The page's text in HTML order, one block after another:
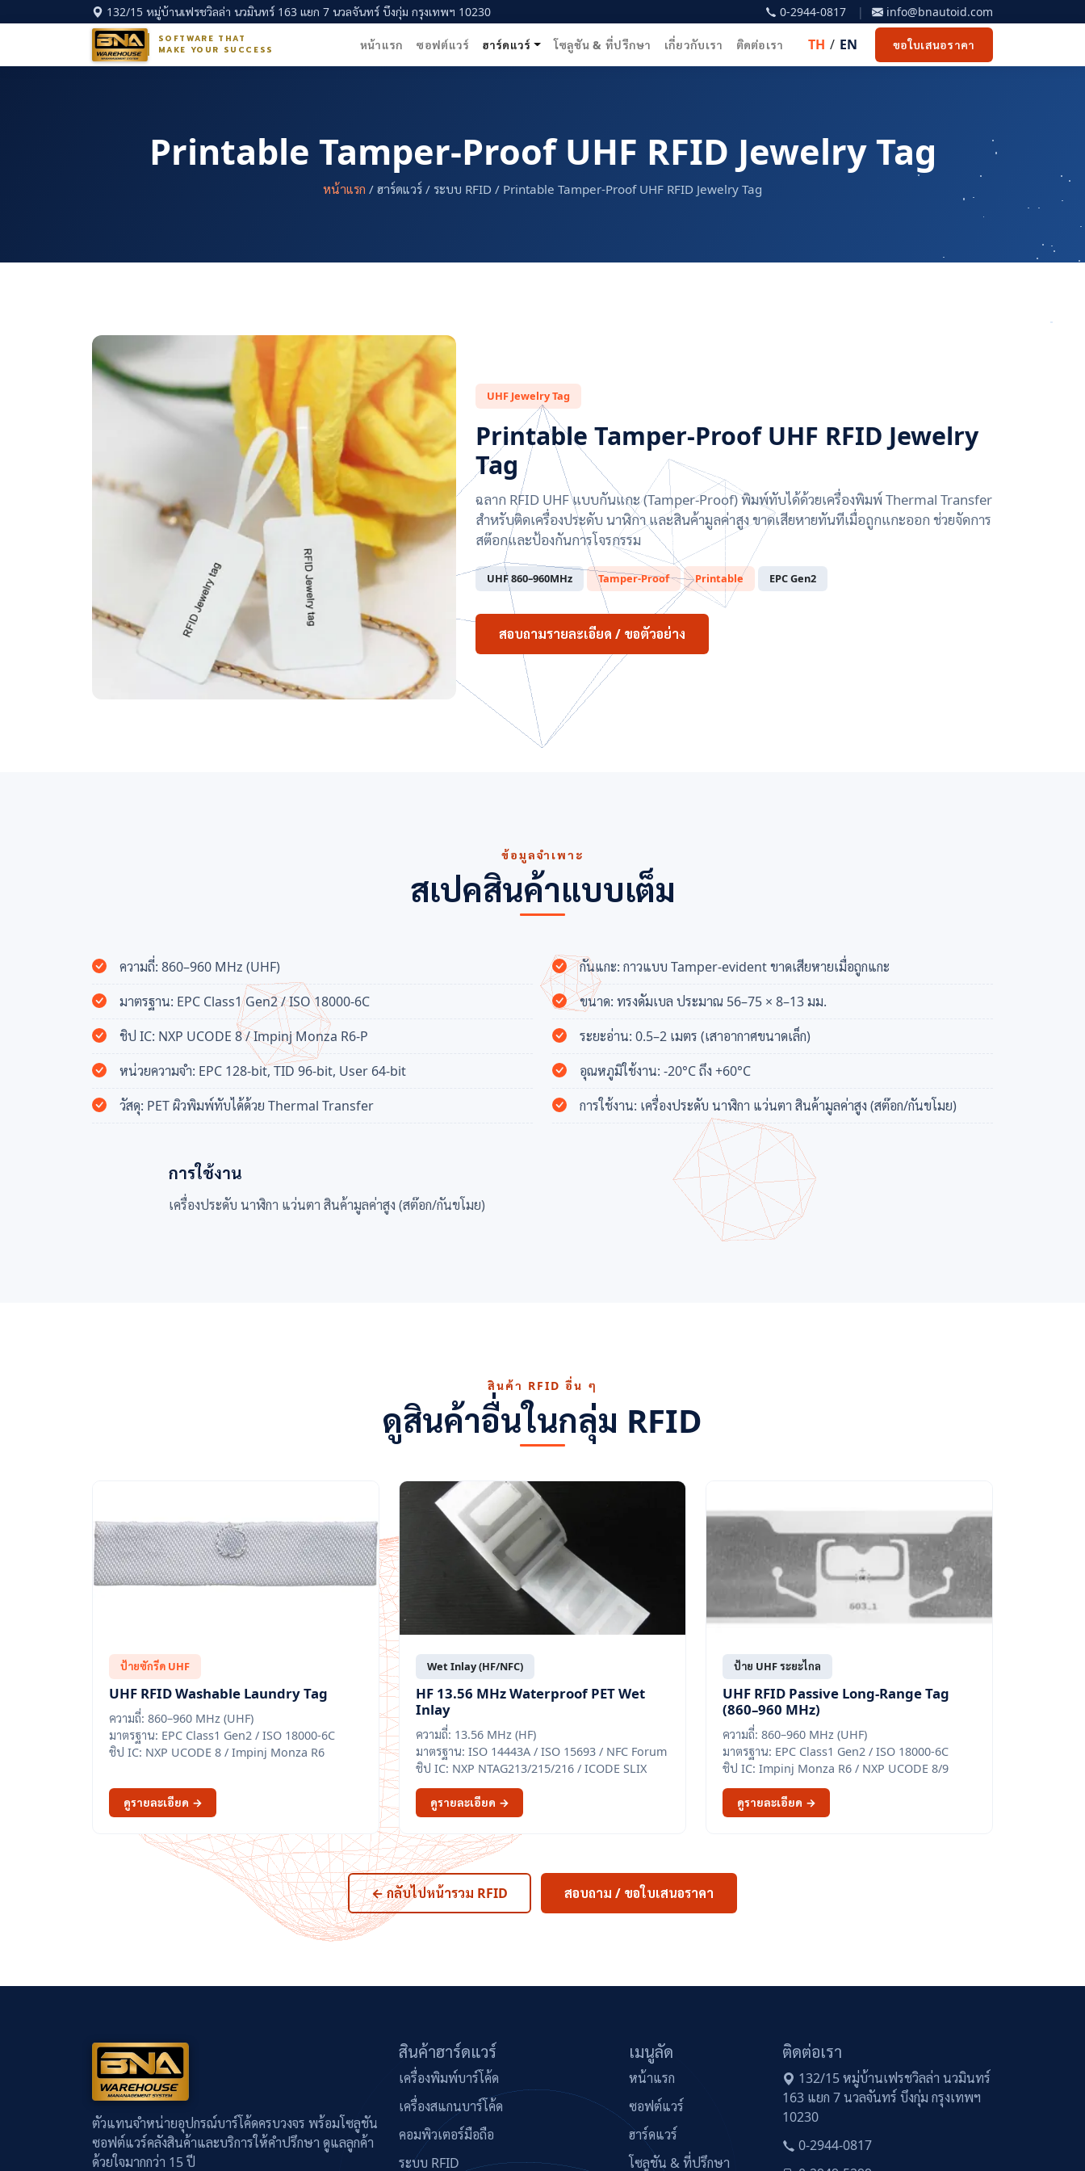
132/15 หมู่บ้านเฟรชวิลล่า นวมินทร์ 163 แยก 7 นวลจันทร์ บึงกุ่ม กรุงเทพฯ 10230 0-2944-0817 | info@bnautoid.com
SOFTWARE THAT
MAKE YOUR SUCCESS
หน้าแรก ซอฟต์แวร์ ฮาร์ดแวร์ โซลูชัน & ที่ปรึกษา เกี่ยวกับเรา ติดต่อเรา TH / EN ขอใบเสนอราคา
Printable Tamper-Proof UHF RFID Jewelry Tag
หน้าแรก / ฮาร์ดแวร์ / ระบบ RFID / Printable Tamper-Proof UHF RFID Jewelry Tag
UHF Jewelry Tag
Printable Tamper-Proof UHF RFID Jewelry
Tag
ฉลาก RFID UHF แบบกันแกะ (Tamper-Proof) พิมพ์ทับได้ด้วยเครื่องพิมพ์ Thermal Transfer
สำหรับติดเครื่องประดับ นาฬิกา และสินค้ามูลค่าสูง ขาดเสียหายทันทีเมื่อถูกแกะออก ช่วยจัดการ
สต๊อกและป้องกันการโจรกรรม
UHF 860–960MHz Tamper-Proof Printable EPC Gen2
สอบถามรายละเอียด / ขอตัวอย่าง
ข้อมูลจำเพาะ
สเปคสินค้าแบบเต็ม
ความถี่: 860–960 MHz (UHF)
มาตรฐาน: EPC Class1 Gen2 / ISO 18000-6C
ชิป IC: NXP UCODE 8 / Impinj Monza R6-P
หน่วยความจำ: EPC 128-bit, TID 96-bit, User 64-bit
วัสดุ: PET ผิวพิมพ์ทับได้ด้วย Thermal Transfer
กันแกะ: กาวแบบ Tamper-evident ขาดเสียหายเมื่อถูกแกะ
ขนาด: ทรงดัมเบล ประมาณ 56–75 × 8–13 มม.
ระยะอ่าน: 0.5–2 เมตร (เสาอากาศขนาดเล็ก)
อุณหภูมิใช้งาน: -20°C ถึง +60°C
การใช้งาน: เครื่องประดับ นาฬิกา แว่นตา สินค้ามูลค่าสูง (สต๊อก/กันขโมย)
การใช้งาน
เครื่องประดับ นาฬิกา แว่นตา สินค้ามูลค่าสูง (สต๊อก/กันขโมย)
สินค้า RFID อื่น ๆ
ดูสินค้าอื่นในกลุ่ม RFID
ป้ายซักรีด UHF
UHF RFID Washable Laundry Tag
ความถี่: 860–960 MHz (UHF)
มาตรฐาน: EPC Class1 Gen2 / ISO 18000-6C
ชิป IC: NXP UCODE 8 / Impinj Monza R6
ดูรายละเอียด →
Wet Inlay (HF/NFC)
HF 13.56 MHz Waterproof PET Wet
Inlay
ความถี่: 13.56 MHz (HF)
มาตรฐาน: ISO 14443A / ISO 15693 / NFC Forum
ชิป IC: NXP NTAG213/215/216 / ICODE SLIX
ดูรายละเอียด →
ป้าย UHF ระยะไกล
UHF RFID Passive Long-Range Tag
(860–960 MHz)
ความถี่: 860–960 MHz (UHF)
มาตรฐาน: EPC Class1 Gen2 / ISO 18000-6C
ชิป IC: Impinj Monza R6 / NXP UCODE 8/9
ดูรายละเอียด →
← กลับไปหน้ารวม RFID สอบถาม / ขอใบเสนอราคา
ตัวแทนจำหน่ายอุปกรณ์บาร์โค้ดครบวงจร พร้อมโซลูชัน
ซอฟต์แวร์คลังสินค้าและบริการให้คำปรึกษา ดูแลลูกค้า
ด้วยใจมากกว่า 15 ปี
สินค้าฮาร์ดแวร์
เครื่องพิมพ์บาร์โค้ด
เครื่องสแกนบาร์โค้ด
คอมพิวเตอร์มือถือ
ระบบ RFID
เมนูลัด
หน้าแรก
ซอฟต์แวร์
ฮาร์ดแวร์
โซลูชัน & ที่ปรึกษา
ติดต่อเรา
132/15 หมู่บ้านเฟรชวิลล่า นวมินทร์
163 แยก 7 นวลจันทร์ บึงกุ่ม กรุงเทพฯ
10230
0-2944-0817